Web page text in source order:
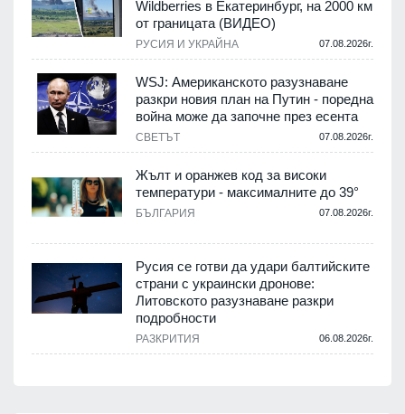
Wildberries в Екатеринбург, на 2000 км
от границата (ВИДЕО)
РУСИЯ И УКРАЙНА 07.08.2026г.
WSJ: Американското разузнаване
разкри новия план на Путин - поредна
война може да започне през есента
СВЕТЪТ 07.08.2026г.
Жълт и оранжев код за високи
температури - максималните до 39°
БЪЛГАРИЯ 07.08.2026г.
Русия се готви да удари балтийските
страни с украински дронове:
Литовското разузнаване разкри
подробности
РАЗКРИТИЯ 06.08.2026г.